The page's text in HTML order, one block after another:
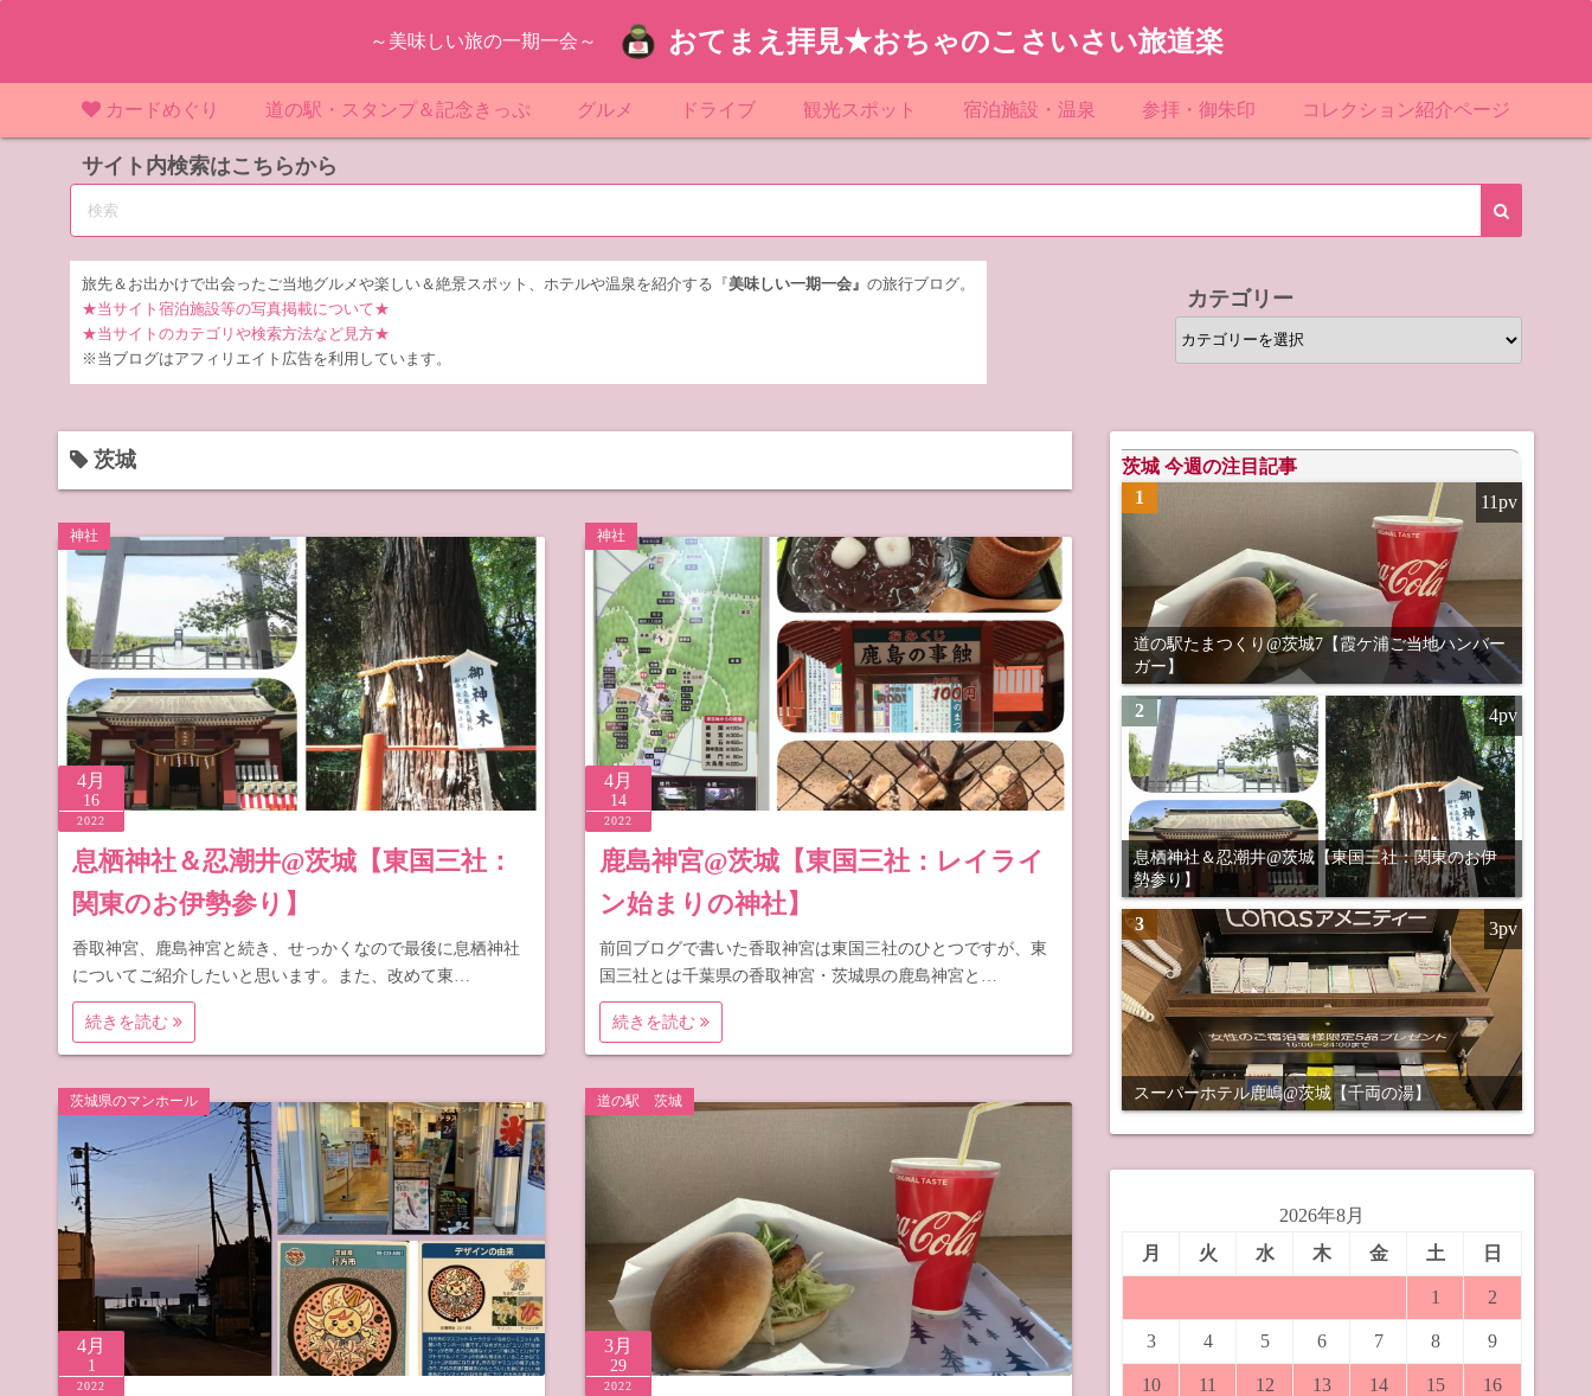
ツ
～美味しい旅の一期一会～ おてまえ拝見★おちゃのこさいさい旅道楽
カードめぐり
マンホールカード マンホールカード（関東）
埼玉県のマンホール
茨城県のマンホール
栃木県のマンホール
群馬県のマンホール
マンホールカード（東北） 宮城県のマンホール
マンホールカード（中部）
IKEカード
KAWAカード
橋カード
ダムカード
LOGetカード
道の駅・スタンプ＆記念きっぷ
道の駅（関東）
道の駅 埼玉
道の駅 茨城
道の駅 群馬
道の駅 栃木
道の駅 山梨
道の駅 長野
道の駅 静岡
道の駅（東北） 道の駅 宮城
道の駅（北陸）
グルメ ドライブ 観光スポット
遊び・体験
宿泊施設・温泉
スーパーホテル
シティホテル・ビジネスホテル
参拝・御朱印 コレクション紹介ページ
「東北」道の駅スタンプ一覧
サイト内検索はこちらから
旅先＆お出かけで出会ったご当地グルメや楽しい＆絶景スポット、ホテルや温泉を紹介する『 美味しい一期一会』 の旅行ブログ。
★当サイト宿泊施設等の写真掲載について★
★当サイトのカテゴリや検索方法など見方★
※当ブログはアフィリエイト広告を利用しています。
カテゴリー
カ
テ
ー
茨城
神社
4月
16
2022
息栖神社＆忍潮井@茨城【東国三社：
関東のお伊勢参り】
香取神宮、鹿島神宮と続き、せっかくなので最後に息栖神社
についてご紹介したいと思います。また、改めて東…
続きを読む
神社
4月
14
2022
鹿島神宮@茨城【東国三社：レイライ
ン始まりの神社】
前回ブログで書いた香取神宮は東国三社のひとつですが、東
国三社とは千葉県の香取神宮・茨城県の鹿島神宮と…
続きを読む
茨城県のマンホール
4月
1
2022
道の駅 茨城
3月
29
2022
茨城 今週の注目記事
1
道の駅たまつくり@茨城7【霞ケ浦ご当地ハンバー
ガー】
11pv
2
息栖神社＆忍潮井@茨城【東国三社：関東のお伊
勢参り】
4pv
3
スーパーホテル鹿嶋@茨城【千両の湯】
3pv
2026年8月
月
火 水 木 金 土 日
1 2
3 4 5 6 7 8 9
10 11 12 13 14 15 16